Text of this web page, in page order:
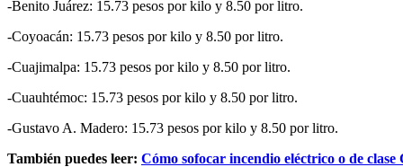
-Benito Juárez: 15.73 pesos por kilo y 8.50 por litro.
-Coyoacán: 15.73 pesos por kilo y 8.50 por litro.
-Cuajimalpa: 15.73 pesos por kilo y 8.50 por litro.
-Cuauhtémoc: 15.73 pesos por kilo y 8.50 por litro.
-Gustavo A. Madero: 15.73 pesos por kilo y 8.50 por litro.
También puedes leer: Cómo sofocar incendio eléctrico o de clase